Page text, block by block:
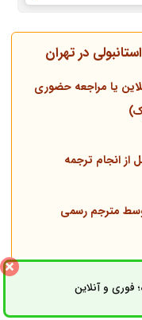
در تهران
یا مراجعه حضوری
از انجام ترجمه
مترجم رسمی
امور خارجه
ترکیه
فوری و آنلاینثبت سفارش